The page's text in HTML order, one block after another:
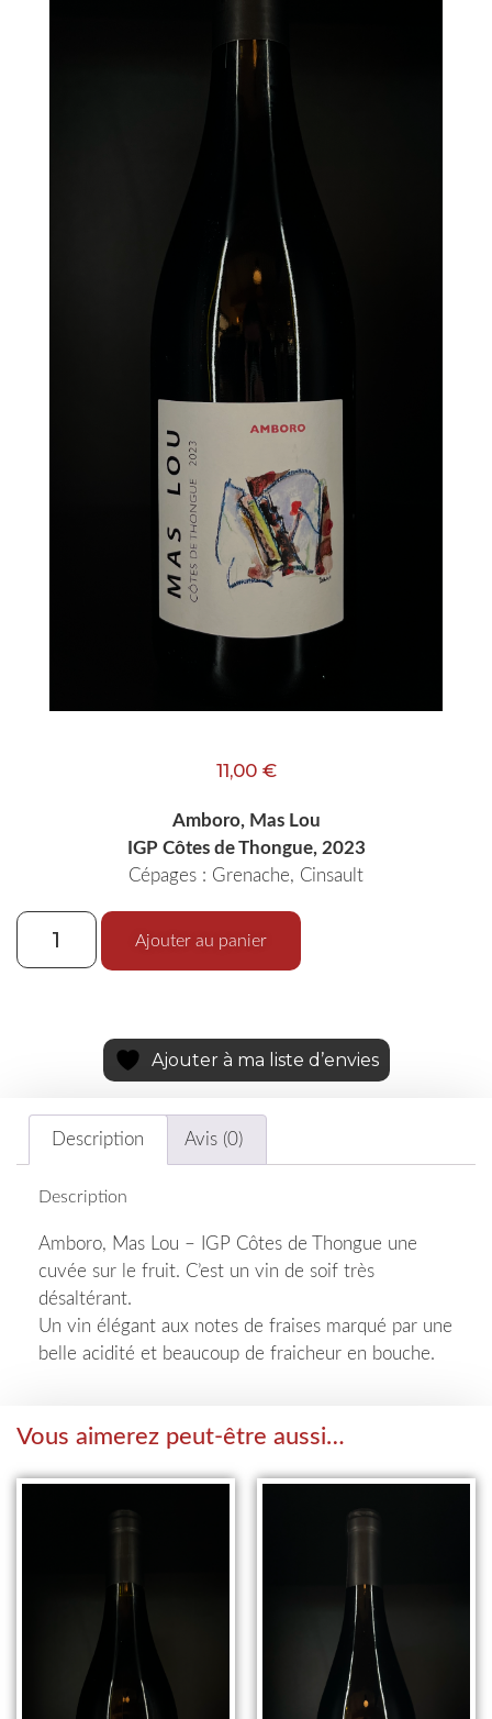
11,00 €
Amboro, Mas Lou
IGP Côtes de Thongue, 2023
Cépages : Grenache, Cinsault
Ajouter au panier
Ajouter à ma liste d’envies
Description Avis (0)
Description
Amboro, Mas Lou – IGP Côtes de Thongue une
cuvée sur le fruit. C’est un vin de soif très
désaltérant.
Un vin élégant aux notes de fraises marqué par une
belle acidité et beaucoup de fraicheur en bouche.
Vous aimerez peut-être aussi…